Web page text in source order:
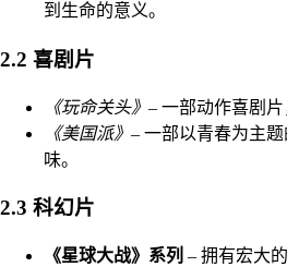
到生命的意义。
2.2 喜剧片
《玩命关头》 – 一部动作喜剧片
《美国派》 – 一部以青春为主
味。
2.3 科幻片
《星球大战》系列 – 拥有宏大